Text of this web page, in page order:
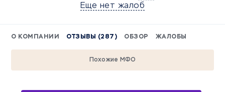
Еще нет жалоб
О КОМПАНИИ ОТЗЫВЫ (287) ОБЗОР ЖАЛОБЫ
Похожие МФО